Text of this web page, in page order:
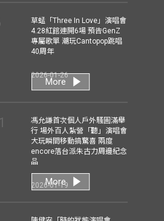
草蜢「Three In Love」演唱會
4.28紅館連開6場 預告GenZ
專屬歌單 潮玩Cantopop跳唱
40周年
2026-01-26
More
馮允謙首次個人戶外騷圓滿舉
行 場外百人紮營「聽」演唱會
大玩瞬間移動搞驚喜 兩度
encore落台派朱古力周邊紀念
品
2026-01-19
More